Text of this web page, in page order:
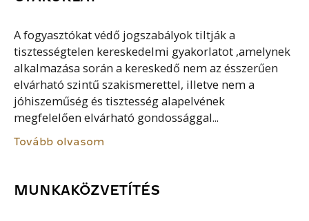
A fogyasztókat védő jogszabályok tiltják a
tisztességtelen kereskedelmi gyakorlatot ,amelynek
alkalmazása során a kereskedő nem az ésszerűen
elvárható szintű szakismerettel, illetve nem a
jóhiszeműség és tisztesség alapelvének
megfelelően elvárható gondossággal...
Tovább olvasom
MUNKAKÖZVETÍTÉS